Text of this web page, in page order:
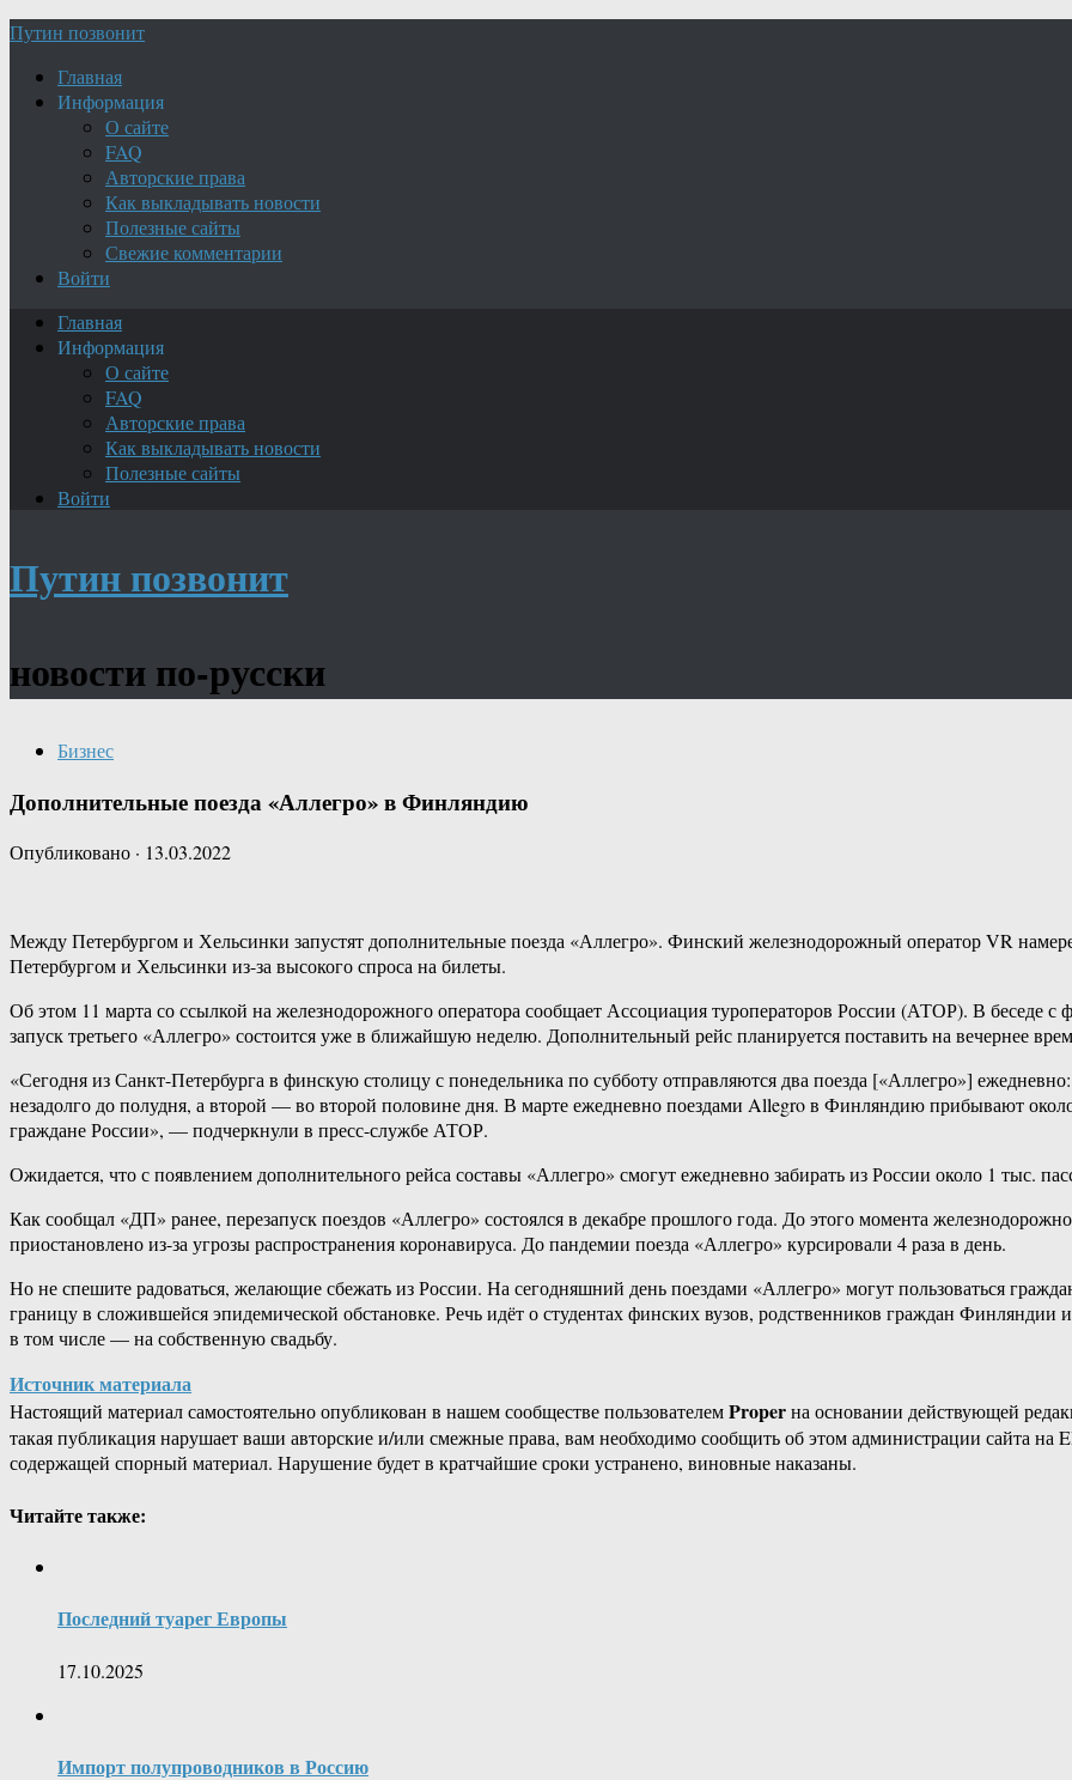
Путин позвонит
Главная
Информация
О сайте
FAQ
Авторские права
Как выкладывать новости
Полезные сайты
Свежие комментарии
Войти
Главная
Информация
О сайте
FAQ
Авторские права
Как выкладывать новости
Полезные сайты
Войти
Путин позвонит
новости по-русски
Бизнес
Дополнительные поезда «Аллегро» в Финляндию
Опубликовано · 13.03.2022
Между Петербургом и Хельсинки запустят дополнительные поезда «Аллегро». Финский железнодорожный оператор VR
Петербургом и Хельсинки из-за высокого спроса на билеты.
Об этом 11 марта со ссылкой на железнодорожного оператора сообщает Ассоциация туроператоров России (АТОР). В беседе
запуск третьего «Аллегро» состоится уже в ближайшую неделю. Дополнительный рейс планируется поставить на вечернее
«Сегодня из Санкт-Петербурга в финскую столицу с понедельника по субботу отправляются два поезда [«Аллегро»]
незадолго до полудня, а второй — во второй половине дня. В марте ежедневно поездами Allegro в Финляндию прибывают
граждане России», — подчеркнули в пресс-службе АТОР.
Ожидается, что с появлением дополнительного рейса составы «Аллегро» смогут ежедневно забирать из России около 1 тыс.
Как сообщал «ДП» ранее, перезапуск поездов «Аллегро» состоялся в декабре прошлого года. До этого момента
приостановлено из-за угрозы распространения коронавируса. До пандемии поезда «Аллегро» курсировали 4 раза в день.
Но не спешите радоваться, желающие сбежать из России. На сегодняшний день поездами «Аллегро» могут пользоваться
границу в сложившейся эпидемической обстановке. Речь идёт о студентах финских вузов, родственников граждан
в том числе — на собственную свадьбу.
Источник материала
Настоящий материал самостоятельно опубликован в нашем сообществе пользователемProperна основании действующей
такая публикация нарушает ваши авторские и/или смежные права, вам необходимо сообщить об этом администрации сайта на
содержащей спорный материал. Нарушение будет в кратчайшие сроки устранено, виновные наказаны.
Читайте также:
Последний туарег Европы
17.10.2025
Импорт полупроводников в Россию